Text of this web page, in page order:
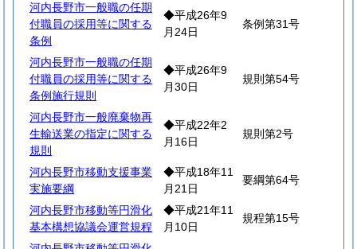
河内長野市一般職の任期
付職員の採用等に関する
条例
◆平成26年9
月24日
条例第31号
河内長野市一般職の任期
付職員の採用等に関する
条例施行規則
◆平成26年9
月30日
規則第54号
河内長野市一般廃棄物再
生輸送業の指定に関する
規則
◆平成22年2
月16日
規則第2号
河内長野市移動支援事業
実施要綱
◆平成18年11
月21日
要綱第64号
河内長野市移動等円滑化
基本構想協議会運営規程
◆平成21年11
月10日
規程第15号